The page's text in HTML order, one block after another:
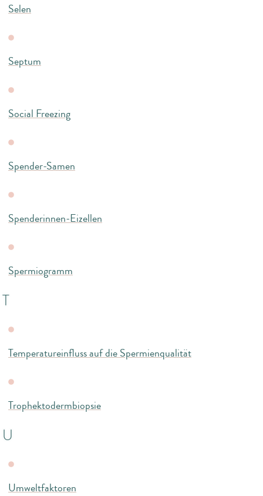
Selen
Septum
Social Freezing
Spender-Samen
Spenderinnen-Eizellen
Spermiogramm
T
Temperatureinfluss auf die Spermienqualität
Trophektodermbiopsie
U
Umweltfaktoren